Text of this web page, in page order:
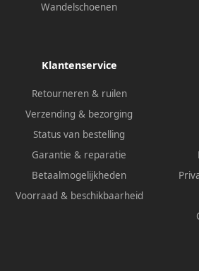
Wandelschoenen
Klantenservice
Retourneren & ruilen
Verzending & bezorging
Status van bestelling
Garantie & reparatie
Betaalmogelijkheden
Voorraad & beschikbaarheid